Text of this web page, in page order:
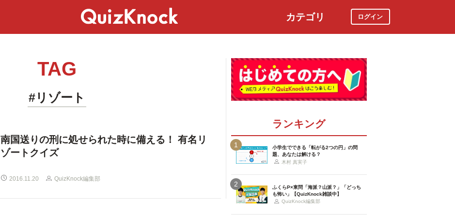
カテゴリ ログイン
TAG
#リゾート
南国送りの刑に処せられた時に備える！ 有名リ
ゾートクイズ
2016.11.20 QuizKnock編集部
ランキング
1
小学生でできる「転がる2つの円」の問
題、あなたは解ける？
木村 真実子
2
ふくらP×東問「海派？山派？」「どっち
も怖い」【QuizKnock雑談中】
QuizKnock編集部